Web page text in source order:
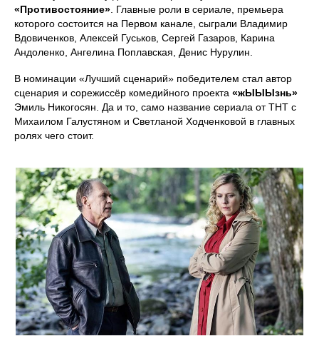
«Противостояние». Главные роли в сериале, премьера
которого состоится на Первом канале, сыграли Владимир
Вдовиченков, Алексей Гуськов, Сергей Газаров, Карина
Андоленко, Ангелина Поплавская, Денис Нурулин.
В номинации «Лучший сценарий» победителем стал автор
сценария и сорежиссёр комедийного проекта «жЫЫЫзнь»
Эмиль Никогосян. Да и то, само название сериала от ТНТ с
Михаилом Галустяном и Светланой Ходченковой в главных
ролях чего стоит.